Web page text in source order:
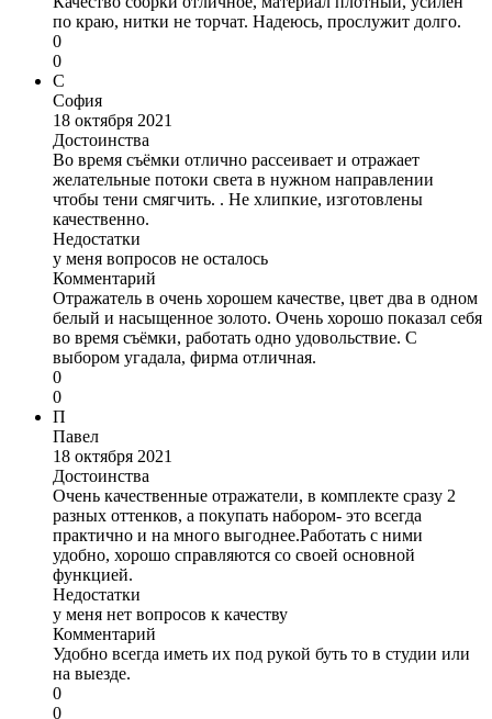
по краю, нитки не торчат. Надеюсь, прослужит долго.
0
0
С
София
18 октября 2021
Достоинства
Во время съёмки отлично рассеивает и отражает
желательные потоки света в нужном направлении
чтобы тени смягчить. . Не хлипкие, изготовлены
качественно.
Недостатки
у меня вопросов не осталось
Комментарий
Отражатель в очень хорошем качестве, цвет два в одном
белый и насыщенное золото. Очень хорошо показал себя
во время съёмки, работать одно удовольствие. С
выбором угадала, фирма отличная.
0
0
П
Павел
18 октября 2021
Достоинства
Очень качественные отражатели, в комплекте сразу 2
разных оттенков, а покупать набором- это всегда
практично и на много выгоднее.Работать с ними
удобно, хорошо справляются со своей основной
функцией.
Недостатки
у меня нет вопросов к качеству
Комментарий
Удобно всегда иметь их под рукой буть то в студии или
на выезде.
0
0